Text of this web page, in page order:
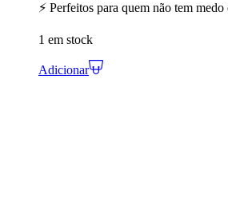
⚡ Perfeitos para quem não tem medo
1 em stock
Adicionar